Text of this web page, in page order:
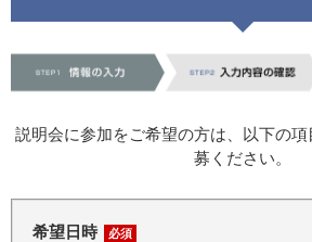
説明会に参加をご希望の方は、以下の
募ください。
希望日時 必須